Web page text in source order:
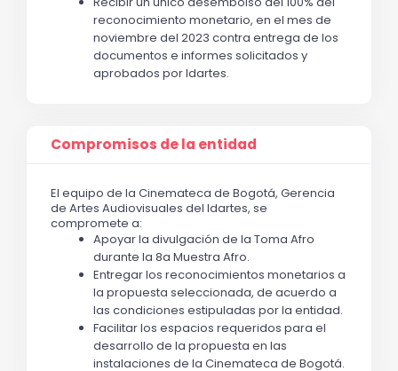
reconocimiento monetario, en el mes de
noviembre del 2023 contra entrega de los
documentos e informes solicitados y
aprobados por Idartes.
Compromisos de la entidad
El equipo de la Cinemateca de Bogotá, Gerencia
de Artes Audiovisuales del Idartes, se
compromete a:
Apoyar la divulgación de la Toma Afro
durante la 8a Muestra Afro.
Entregar los reconocimientos monetarios a
la propuesta seleccionada, de acuerdo a
las condiciones estipuladas por la entidad.
Facilitar los espacios requeridos para el
desarrollo de la propuesta en las
instalaciones de la Cinemateca de Bogotá.